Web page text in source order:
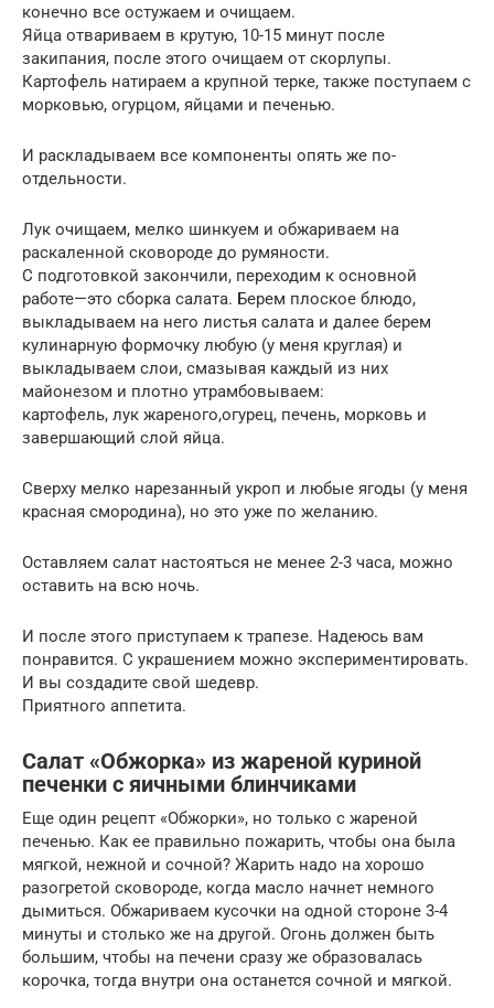
конечно все остужаем и очищаем.
Яйца отвариваем в крутую, 10-15 минут после
закипания, после этого очищаем от скорлупы.
Картофель натираем а крупной терке, также поступаем с
морковью, огурцом, яйцами и печенью.
И раскладываем все компоненты опять же по-
отдельности.
Лук очищаем, мелко шинкуем и обжариваем на
раскаленной сковороде до румяности.
С подготовкой закончили, переходим к основной
работе—это сборка салата. Берем плоское блюдо,
выкладываем на него листья салата и далее берем
кулинарную формочку любую (у меня круглая) и
выкладываем слои, смазывая каждый из них
майонезом и плотно утрамбовываем:
картофель, лук жареного,огурец, печень, морковь и
завершающий слой яйца.
Сверху мелко нарезанный укроп и любые ягоды (у меня
красная смородина), но это уже по желанию.
Оставляем салат настояться не менее 2-3 часа, можно
оставить на всю ночь.
И после этого приступаем к трапезе. Надеюсь вам
понравится. С украшением можно экспериментировать.
И вы создадите свой шедевр.
Приятного аппетита.
Салат «Обжорка» из жареной куриной
печенки с яичными блинчиками
Еще один рецепт «Обжорки», но только с жареной
печенью. Как ее правильно пожарить, чтобы она была
мягкой, нежной и сочной? Жарить надо на хорошо
разогретой сковороде, когда масло начнет немного
дымиться. Обжариваем кусочки на одной стороне 3-4
минуты и столько же на другой. Огонь должен быть
большим, чтобы на печени сразу же образовалась
корочка, тогда внутри она останется сочной и мягкой.